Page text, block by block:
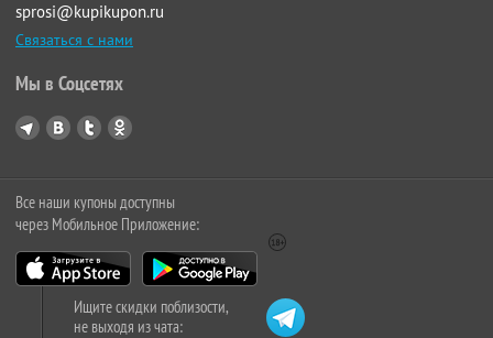
sprosi@kupikupon.ru
Связаться с нами
Мы в Соцсетях
Все наши купоны доступны
через Мобильное Приложение:
Ищите скидки поблизости,
не выходя из чата: